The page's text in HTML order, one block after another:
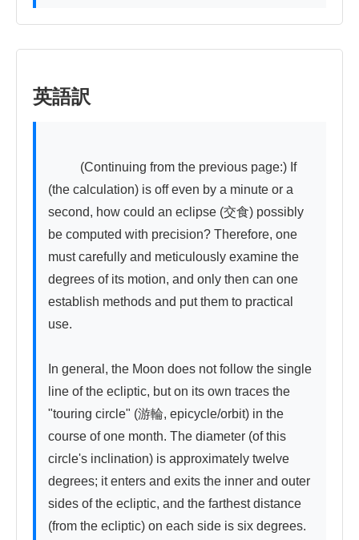
英語訳
(the calculation) is off even by a minute or a
second, how could an eclipse (交食) possibly
be computed with precision? Therefore, one
must carefully and meticulously examine the
degrees of its motion, and only then can one
establish methods and put them to practical
use.
In general, the Moon does not follow the single
line of the ecliptic, but on its own traces the
"touring circle" (游輪, epicycle/orbit) in the
course of one month. The diameter (of this
circle's inclination) is approximately twelve
degrees; it enters and exits the inner and outer
sides of the ecliptic, and the farthest distance
(from the ecliptic) on each side is six degrees.